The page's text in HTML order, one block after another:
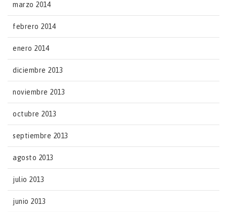
marzo 2014
febrero 2014
enero 2014
diciembre 2013
noviembre 2013
octubre 2013
septiembre 2013
agosto 2013
julio 2013
junio 2013